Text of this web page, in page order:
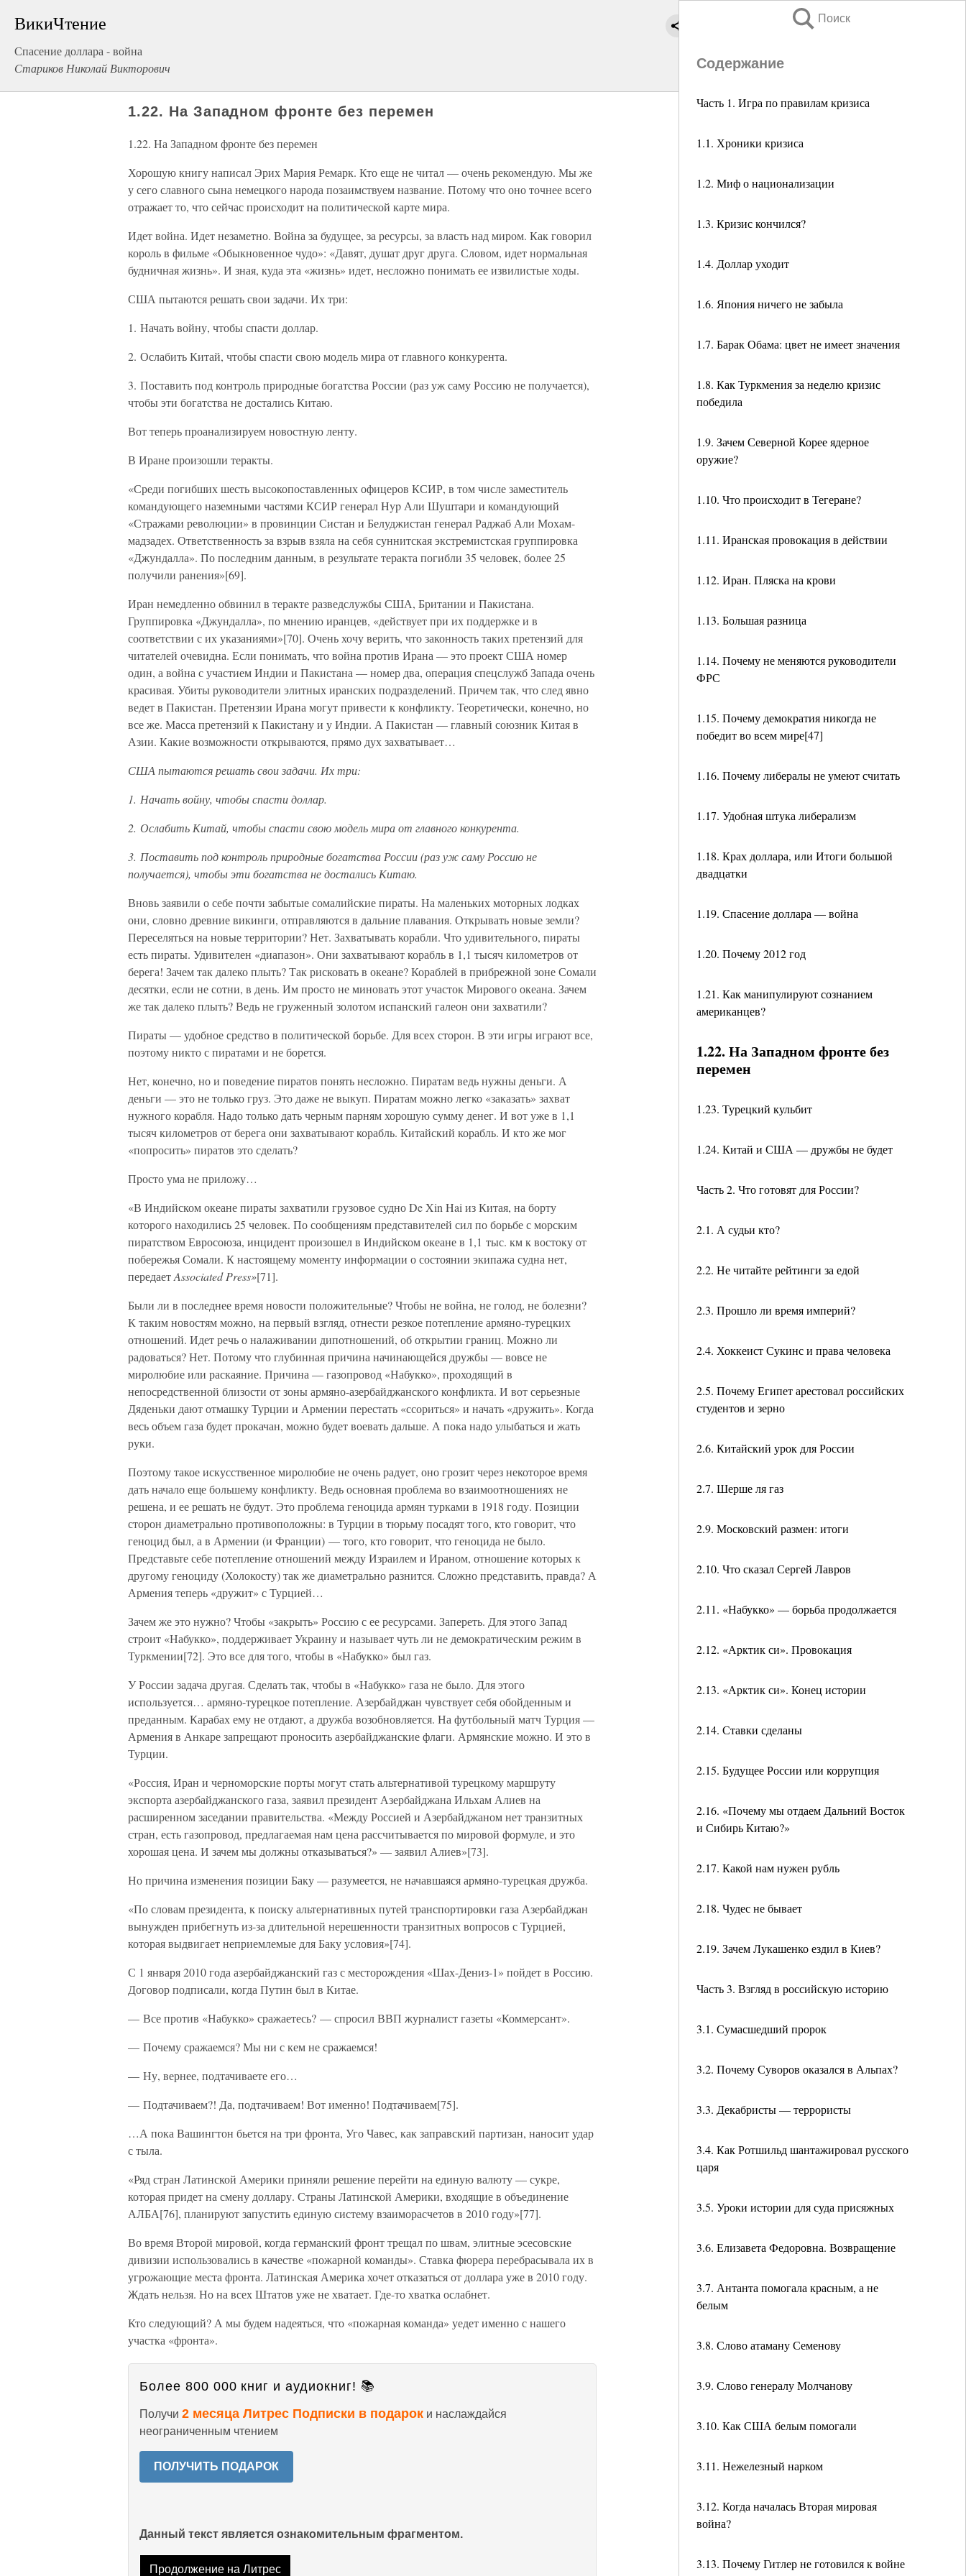
ВикиЧтение
Спасение доллара - война
Стариков Николай Викторович
Поиск
Содержание
Часть 1. Игра по правилам кризиса
1.1. Хроники кризиса
1.2. Миф о национализации
1.3. Кризис кончился?
1.4. Доллар уходит
1.6. Япония ничего не забыла
1.7. Барак Обама: цвет не имеет значения
1.8. Как Туркмения за неделю кризис
победила
1.9. Зачем Северной Корее ядерное
оружие?
1.10. Что происходит в Тегеране?
1.11. Иранская провокация в действии
1.12. Иран. Пляска на крови
1.13. Большая разница
1.14. Почему не меняются руководители
ФРС
1.15. Почему демократия никогда не
победит во всем мире[47]
1.16. Почему либералы не умеют считать
1.17. Удобная штука либерализм
1.18. Крах доллара, или Итоги большой
двадцатки
1.19. Спасение доллара — война
1.20. Почему 2012 год
1.21. Как манипулируют сознанием
американцев?
1.22. На Западном фронте без
перемен
1.23. Турецкий кульбит
1.24. Китай и США — дружбы не будет
Часть 2. Что готовят для России?
2.1. А судьи кто?
2.2. Не читайте рейтинги за едой
2.3. Прошло ли время империй?
2.4. Хоккеист Сукинс и права человека
2.5. Почему Египет арестовал российских
студентов и зерно
2.6. Китайский урок для России
2.7. Шерше ля газ
2.9. Московский размен: итоги
2.10. Что сказал Сергей Лавров
2.11. «Набукко» — борьба продолжается
2.12. «Арктик си». Провокация
2.13. «Арктик си». Конец истории
2.14. Ставки сделаны
2.15. Будущее России или коррупция
2.16. «Почему мы отдаем Дальний Восток
и Сибирь Китаю?»
2.17. Какой нам нужен рубль
2.18. Чудес не бывает
2.19. Зачем Лукашенко ездил в Киев?
Часть 3. Взгляд в российскую историю
3.1. Сумасшедший пророк
3.2. Почему Суворов оказался в Альпах?
3.3. Декабристы — террористы
3.4. Как Ротшильд шантажировал русского
царя
3.5. Уроки истории для суда присяжных
3.6. Елизавета Федоровна. Возвращение
3.7. Антанта помогала красным, а не
белым
3.8. Слово атаману Семенову
3.9. Слово генералу Молчанову
3.10. Как США белым помогали
3.11. Нежелезный нарком
3.12. Когда началась Вторая мировая
война?
3.13. Почему Гитлер не готовился к войне
1.22. На Западном фронте без перемен
1.22. На Западном фронте без перемен
Хорошую книгу написал Эрих Мария Ремарк. Кто еще не читал — очень рекомендую. Мы же
у сего славного сына немецкого народа позаимствуем название. Потому что оно точнее всего
отражает то, что сейчас происходит на политической карте мира.
Идет война. Идет незаметно. Война за будущее, за ресурсы, за власть над миром. Как говорил
король в фильме «Обыкновенное чудо»: «Давят, душат друг друга. Словом, идет нормальная
будничная жизнь». И зная, куда эта «жизнь» идет, несложно понимать ее извилистые ходы.
США пытаются решать свои задачи. Их три:
1. Начать войну, чтобы спасти доллар.
2. Ослабить Китай, чтобы спасти свою модель мира от главного конкурента.
3. Поставить под контроль природные богатства России (раз уж саму Россию не получается),
чтобы эти богатства не достались Китаю.
Вот теперь проанализируем новостную ленту.
В Иране произошли теракты.
«Среди погибших шесть высокопоставленных офицеров КСИР, в том числе заместитель
командующего наземными частями КСИР генерал Hyp Али Шуштари и командующий
«Стражами революции» в провинции Систан и Белуджистан генерал Раджаб Али Мохам-
мадзадех. Ответственность за взрыв взяла на себя суннитская экстремистская группировка
«Джундалла». По последним данным, в результате теракта погибли 35 человек, более 25
получили ранения»[69].
Иран немедленно обвинил в теракте разведслужбы США, Британии и Пакистана.
Группировка «Джундалла», по мнению иранцев, «действует при их поддержке и в
соответствии с их указаниями»[70]. Очень хочу верить, что законность таких претензий для
читателей очевидна. Если понимать, что война против Ирана — это проект США номер
один, а война с участием Индии и Пакистана — номер два, операция спецслужб Запада очень
красивая. Убиты руководители элитных иранских подразделений. Причем так, что след явно
ведет в Пакистан. Претензии Ирана могут привести к конфликту. Теоретически, конечно, но
все же. Масса претензий к Пакистану и у Индии. А Пакистан — главный союзник Китая в
Азии. Какие возможности открываются, прямо дух захватывает…
США пытаются решать свои задачи. Их три:
1. Начать войну, чтобы спасти доллар.
2. Ослабить Китай, чтобы спасти свою модель мира от главного конкурента.
3. Поставить под контроль природные богатства России (раз уж саму Россию не
получается), чтобы эти богатства не достались Китаю.
Вновь заявили о себе почти забытые сомалийские пираты. На маленьких моторных лодках
они, словно древние викинги, отправляются в дальние плавания. Открывать новые земли?
Переселяться на новые территории? Нет. Захватывать корабли. Что удивительного, пираты
есть пираты. Удивителен «диапазон». Они захватывают корабль в 1,1 тысяч километров от
берега! Зачем так далеко плыть? Так рисковать в океане? Кораблей в прибрежной зоне Сомали
десятки, если не сотни, в день. Им просто не миновать этот участок Мирового океана. Зачем
же так далеко плыть? Ведь не груженный золотом испанский галеон они захватили?
Пираты — удобное средство в политической борьбе. Для всех сторон. В эти игры играют все,
поэтому никто с пиратами и не борется.
Нет, конечно, но и поведение пиратов понять несложно. Пиратам ведь нужны деньги. А
деньги — это не только груз. Это даже не выкуп. Пиратам можно легко «заказать» захват
нужного корабля. Надо только дать черным парням хорошую сумму денег. И вот уже в 1,1
тысяч километров от берега они захватывают корабль. Китайский корабль. И кто же мог
«попросить» пиратов это сделать?
Просто ума не приложу…
«В Индийском океане пираты захватили грузовое судно De Xin Hai из Китая, на борту
которого находились 25 человек. По сообщениям представителей сил по борьбе с морским
пиратством Евросоюза, инцидент произошел в Индийском океане в 1,1 тыс. км к востоку от
побережья Сомали. К настоящему моменту информации о состоянии экипажа судна нет,
передаетAssociated Press»[71].
Были ли в последнее время новости положительные? Чтобы не война, не голод, не болезни?
К таким новостям можно, на первый взгляд, отнести резкое потепление армяно-турецких
отношений. Идет речь о налаживании дипотношений, об открытии границ. Можно ли
радоваться? Нет. Потому что глубинная причина начинающейся дружбы — вовсе не
миролюбие или раскаяние. Причина — газопровод «Набукко», проходящий в
непосредственной близости от зоны армяно-азербайджанского конфликта. И вот серьезные
Дяденьки дают отмашку Турции и Армении перестать «ссориться» и начать «дружить». Когда
весь объем газа будет прокачан, можно будет воевать дальше. А пока надо улыбаться и жать
руки.
Поэтому такое искусственное миролюбие не очень радует, оно грозит через некоторое время
дать начало еще большему конфликту. Ведь основная проблема во взаимоотношениях не
решена, и ее решать не будут. Это проблема геноцида армян турками в 1918 году. Позиции
сторон диаметрально противоположны: в Турции в тюрьму посадят того, кто говорит, что
геноцид был, а в Армении (и Франции) — того, кто говорит, что геноцида не было.
Представьте себе потепление отношений между Израилем и Ираном, отношение которых к
другому геноциду (Холокосту) так же диаметрально разнится. Сложно представить, правда? А
Армения теперь «дружит» с Турцией…
Зачем же это нужно? Чтобы «закрыть» Россию с ее ресурсами. Запереть. Для этого Запад
строит «Набукко», поддерживает Украину и называет чуть ли не демократическим режим в
Туркмении[72]. Это все для того, чтобы в «Набукко» был газ.
У России задача другая. Сделать так, чтобы в «Набукко» газа не было. Для этого
используется… армяно-турецкое потепление. Азербайджан чувствует себя обойденным и
преданным. Карабах ему не отдают, а дружба возобновляется. На футбольный матч Турция —
Армения в Анкаре запрещают проносить азербайджанские флаги. Армянские можно. И это в
Турции.
«Россия, Иран и черноморские порты могут стать альтернативой турецкому маршруту
экспорта азербайджанского газа, заявил президент Азербайджана Ильхам Алиев на
расширенном заседании правительства. «Между Россией и Азербайджаном нет транзитных
стран, есть газопровод, предлагаемая нам цена рассчитывается по мировой формуле, и это
хорошая цена. И зачем мы должны отказываться?» — заявил Алиев»[73].
Но причина изменения позиции Баку — разумеется, не начавшаяся армяно-турецкая дружба.
«По словам президента, к поиску альтернативных путей транспортировки газа Азербайджан
вынужден прибегнуть из-за длительной нерешенности транзитных вопросов с Турцией,
которая выдвигает неприемлемые для Баку условия»[74].
С 1 января 2010 года азербайджанский газ с месторождения «Шах-Дениз-1» пойдет в Россию.
Договор подписали, когда Путин был в Китае.
— Все против «Набукко» сражаетесь? — спросил ВВП журналист газеты «Коммерсант».
— Почему сражаемся? Мы ни с кем не сражаемся!
— Ну, вернее, подтачиваете его…
— Подтачиваем?! Да, подтачиваем! Вот именно! Подтачиваем[75].
…А пока Вашингтон бьется на три фронта, Уго Чавес, как заправский партизан, наносит удар
с тыла.
«Ряд стран Латинской Америки приняли решение перейти на единую валюту — сукре,
которая придет на смену доллару. Страны Латинской Америки, входящие в объединение
АЛБА[76], планируют запустить единую систему взаиморасчетов в 2010 году»[77].
Во время Второй мировой, когда германский фронт трещал по швам, элитные эсесовские
дивизии использовались в качестве «пожарной команды». Ставка фюрера перебрасывала их в
угрожающие места фронта. Латинская Америка хочет отказаться от доллара уже в 2010 году.
Ждать нельзя. Но на всех Штатов уже не хватает. Где-то хватка ослабнет.
Кто следующий? А мы будем надеяться, что «пожарная команда» уедет именно с нашего
участка «фронта».
Более 800 000 книг и аудиокниг! 📚
Получи 2 месяца Литрес Подписки в подарок и наслаждайся
неограниченным чтением
ПОЛУЧИТЬ ПОДАРОК
Данный текст является ознакомительным фрагментом.
Продолжение на Литрес